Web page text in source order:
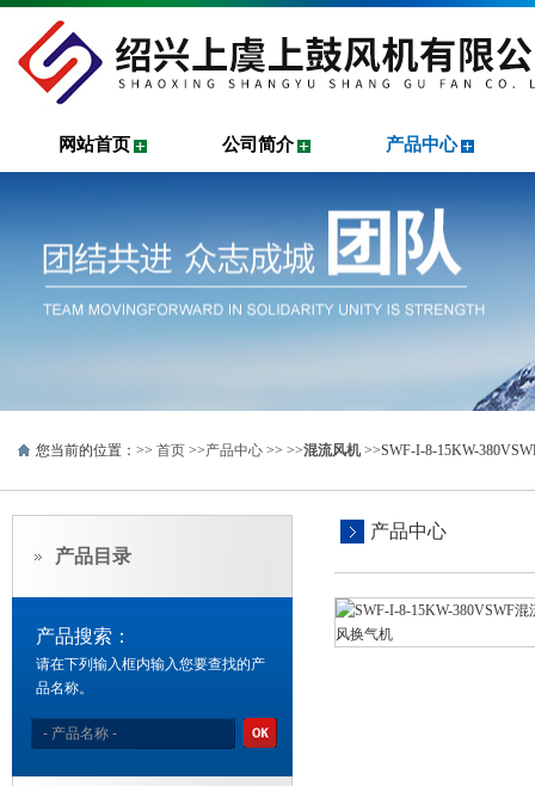
网站首页 公司简介 产品中心
您当前的位置：>> 首页 >>产品中心 >> >>混流风机>>SWF-I-8-15KW-
产品目录
产品搜索：
请在下列输入框内输入您要查找的产
品名称。
产品中心